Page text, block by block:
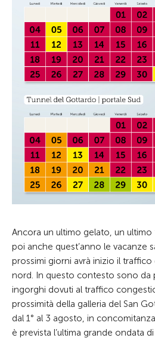
Ancora un ultimo gelato, un
poi anche quest’anno le vacanze
prossimi giorni avrà inizio il
nord. In questo contesto sono da
ingorghi dovuti al traffico
prossimità della galleria del San
dal 1° al 3 agosto, in
è prevista l’ultima grande ondata